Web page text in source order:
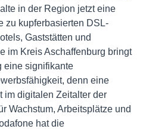
in der Region jetzt eine
zu kupferbasierten DSL-
Gaststätten und
im Kreis Aschaffenburg bringt
eine signifikante
denn eine
im digitalen Zeitalter der
Wachstum, Arbeitsplätze und
hat die